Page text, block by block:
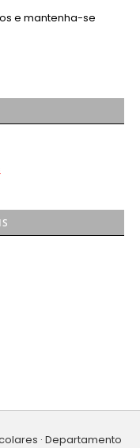
e mantenha-se
· Departamento